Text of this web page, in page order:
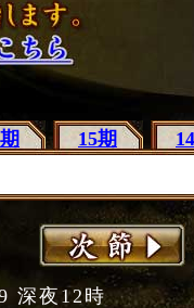
15期
深夜12時